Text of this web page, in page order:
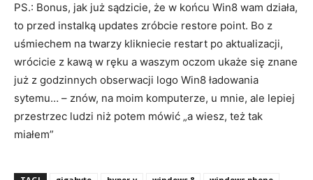
PS.: Bonus, jak już sądzicie, że w końcu Win8 wam działa,
to przed instalką updates zróbcie restore point. Bo z
uśmiechem na twarzy klikniecie restart po aktualizacji,
wrócicie z kawą w ręku a waszym oczom ukaże się znane
już z godzinnych obserwacji logo Win8 ładowania
sytemu… – znów, na moim komputerze, u mnie, ale lepiej
przestrzec ludzi niż potem mówić „a wiesz, też tak
miałem”